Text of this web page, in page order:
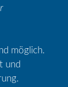
möglich.
und